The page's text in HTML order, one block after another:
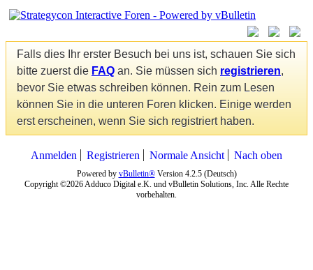
Falls dies Ihr erster Besuch bei uns ist, schauen Sie sich
bitte zuerst die FAQ an. Sie müssen sich registrieren,
bevor Sie etwas schreiben können. Rein zum Lesen
können Sie in die unteren Foren klicken. Einige werden
erst erscheinen, wenn Sie sich registriert haben.
Anmelden Registrieren Normale Ansicht Nach oben
Powered by vBulletin®Version 4.2.5 (Deutsch)
Copyright ©2026 Adduco Digital e.K. und vBulletin Solutions, Inc. Alle Rechte
vorbehalten.